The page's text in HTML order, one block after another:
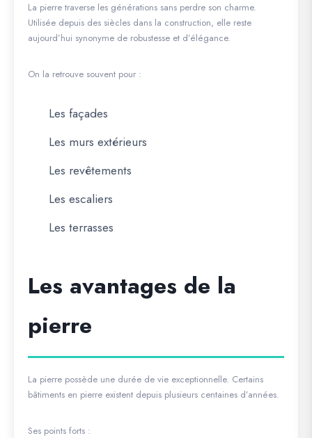
La pierre traverse les générations sans perdre son charme.
Utilisée depuis des siècles dans la construction, elle reste
aujourd’hui synonyme de robustesse et d’élégance.
On la retrouve souvent pour :
Les façades
Les murs extérieurs
Les revêtements
Les escaliers
Les terrasses
Les avantages de la
pierre
La pierre possède une durée de vie exceptionnelle. Certains
bâtiments en pierre existent depuis plusieurs centaines d’années.
Ses points forts :